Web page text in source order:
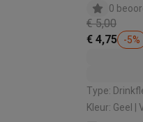
0
€ 5,00
€ 4,75
-5%
Type: Drinkfles | Inhoud: 0.5 L |